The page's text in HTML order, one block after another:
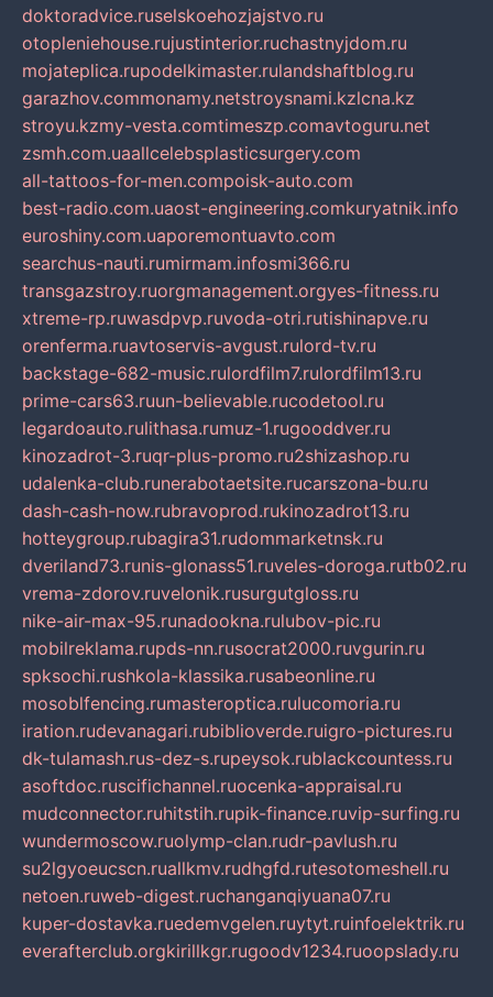
doktoradvice.ruselskoehozjajstvo.ru
otopleniehouse.rujustinterior.ruchastnyjdom.ru
mojateplica.rupodelkimaster.rulandshaftblog.ru
garazhov.commonamy.netstroysnami.kzlcna.kz
stroyu.kzmy-vesta.comtimeszp.comavtoguru.net
zsmh.com.uaallcelebsplasticsurgery.com
all-tattoos-for-men.compoisk-auto.com
best-radio.com.uaost-engineering.comkuryatnik.info
euroshiny.com.uaporemontuavto.com
searchus-nauti.rumirmam.infosmi366.ru
transgazstroy.ruorgmanagement.orgyes-fitness.ru
xtreme-rp.ruwasdpvp.ruvoda-otri.rutishinapve.ru
orenferma.ruavtoservis-avgust.rulord-tv.ru
backstage-682-music.rulordfilm7.rulordfilm13.ru
prime-cars63.ruun-believable.rucodetool.ru
legardoauto.rulithasa.rumuz-1.rugooddver.ru
kinozadrot-3.ruqr-plus-promo.ru2shizashop.ru
udalenka-club.runerabotaetsite.rucarszona-bu.ru
dash-cash-now.rubravoprod.rukinozadrot13.ru
hotteygroup.rubagira31.rudommarketnsk.ru
dveriland73.runis-glonass51.ruveles-doroga.rutb02.ru
vrema-zdorov.ruvelonik.rusurgutgloss.ru
nike-air-max-95.runadookna.rulubov-pic.ru
mobilreklama.rupds-nn.rusocrat2000.ruvgurin.ru
spksochi.rushkola-klassika.rusabeonline.ru
mosoblfencing.rumasteroptica.rulucomoria.ru
iration.rudevanagari.rubiblioverde.ruigro-pictures.ru
dk-tulamash.rus-dez-s.rupeysok.rublackcountess.ru
asoftdoc.ruscifichannel.ruocenka-appraisal.ru
mudconnector.ruhitstih.rupik-finance.ruvip-surfing.ru
wundermoscow.ruolymp-clan.rudr-pavlush.ru
su2lgyoeucscn.ruallkmv.rudhgfd.rutesotomeshell.ru
netoen.ruweb-digest.ruchanganqiyuana07.ru
kuper-dostavka.ruedemvgelen.ruytyt.ruinfoelektrik.ru
everafterclub.orgkirillkgr.rugoodv1234.ruoopslady.ru